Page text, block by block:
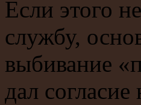
Если этого
службу,
выбивание
дал